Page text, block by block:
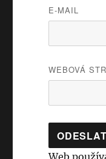
E-MAIL
WEBOVÁ
Web